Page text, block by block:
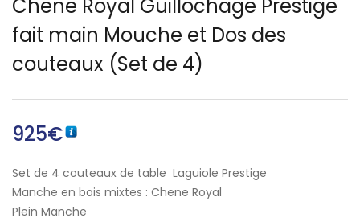
Chene Royal Guillochage Prestige
fait main Mouche et Dos des
couteaux (Set de 4)
925€
Set de 4 couteaux de table Laguiole Prestige
Manche en bois mixtes : Chene Royal
Plein Manche